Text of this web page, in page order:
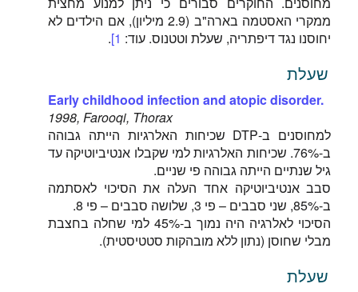
ממקרי האסטמה בארה"ב (2.9 מיליון), אם הילדים לא
יחוסנו נגד דיפתריה, שעלת וטטנוס. עוד: 1]
.
שעלת
Early childhood infection and atopic disorder.
1998, Farooqi, Thorax
למחוסנים ב-DTP שכיחות האלרגיות הייתה גבוהה
ב-76%. שכיחות האלרגיות למי שקבלו אנטיביוטיקה עד
גיל שנתיים הייתה גבוהה פי שניים.
סבב אנטיביוטיקה אחד העלה את הסיכוי לאסתמה
ב-85%, שני סבבים – פי 3, שלושה סבבים – פי 8.
הסיכוי לאלרגיה היה נמוך ב-45% למי שחלה בחצבת
מבלי שחוסן (נתון ללא מובהקות סטטיסטית).
שעלת